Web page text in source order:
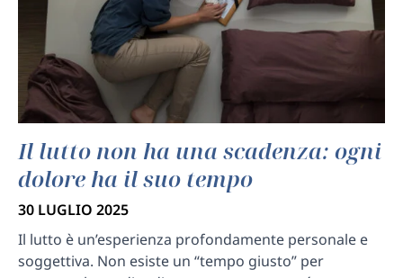
Il lutto non ha una scadenza: ogni
dolore ha il suo tempo
30 LUGLIO 2025
Il lutto è un’esperienza profondamente personale e
soggettiva. Non esiste un “tempo giusto” per